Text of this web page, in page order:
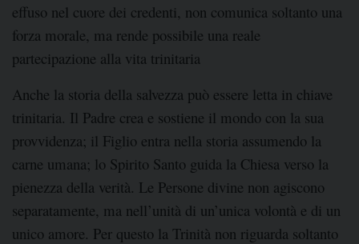
effuso nel cuore dei credenti, non comunica soltanto una
forza morale, ma rende possibile una reale
partecipazione alla vita trinitaria
Anche la storia della salvezza può essere letta in chiave
trinitaria. Il Padre crea e sostiene il mondo con la sua
provvidenza; il Figlio entra nella storia assumendo la
carne umana; lo Spirito Santo guida la Chiesa verso la
pienezza della verità. Le Persone divine non agiscono
separatamente, ma nell’unità di un’unica volontà e di un
unico amore. Per questo la Trinità non riguarda soltanto